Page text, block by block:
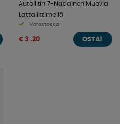
Autoliitin 7-Napainen Muovia
Lattaliittimellä
Varastossa
€ 3 .20 OSTA!